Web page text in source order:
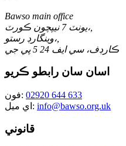
Bawso main office
يونٽ 7 نيپچون ڪورٽ،,
وينگارڊ رستو،,
ڪارڊف، سي ايف 24 5 پي جي
اسان سان رابطو ڪريو
فون: 02920 644 633
اي ميل: info@bawso.org.uk
قانوني